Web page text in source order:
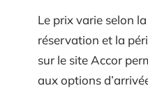
Le prix varie selon
réservation et la
sur le site Accor
aux options